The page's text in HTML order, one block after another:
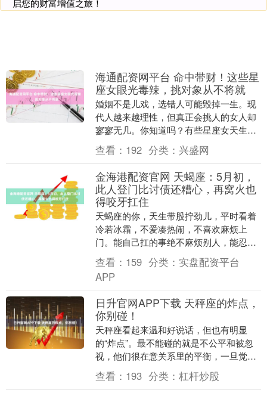
启您的财富增值之旅！
海通配资网平台 命中带财！这些星
座女眼光毒辣，挑对象从不将就
婚姻不是儿戏，选错人可能毁掉一生。现
代人越来越理性，但真正会挑人的女人却
寥寥无几。你知道吗？有些星座女天生自
带‘识人慧眼’，她们看人一眼就能看出对方
是否值得托付....
查看： 192 分类： 兴盛网
金海港配资官网 天蝎座：5月初，
此人登门比讨债还糟心，再窝火也
得咬牙扛住
天蝎座的你，天生带股拧劲儿，平时看着
冷若冰霜，不爱凑热闹，不喜欢麻烦上
门。能自己扛的事绝不麻烦别人，能忍的
委屈绝不往外说。可5月初这段时间，这
份“清净”彻底被打....
查看： 159 分类： 实盘配资平台
APP
日升官网APP下载 天秤座的炸点，
你别碰！
天秤座看起来温和好说话，但也有明显
的“炸点”。最不能碰的就是不公平和被忽
视，他们很在意关系里的平衡，一旦觉得
自己一直在付出却得不到回应，情绪会迅
速累积。🔥 天秤....
查看： 193 分类： 杠杆炒股